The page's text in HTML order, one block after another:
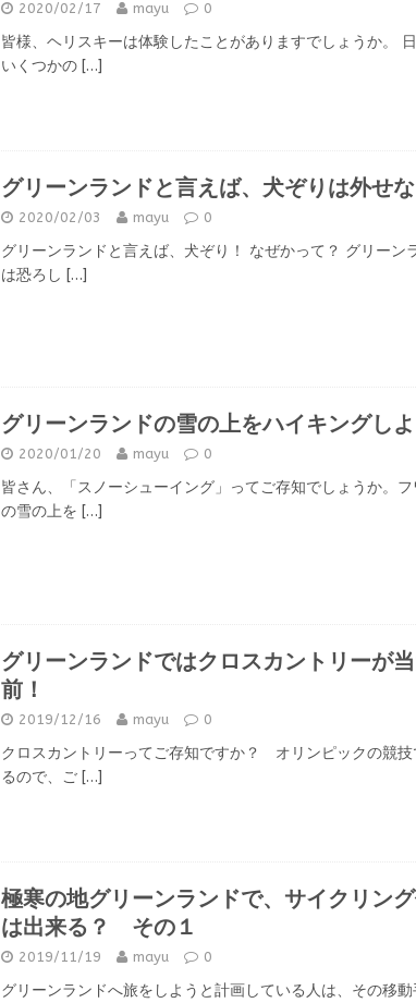
2020/02/17 mayu 0
皆様、ヘリスキーは体験したことがありますでしょうか。
いくつかの […]
グリーンランドと言えば、犬ぞりは外せな
2020/02/03 mayu 0
グリーンランドと言えば、犬ぞり！ なぜかって？ グリーン
は恐ろし […]
グリーンランドの雪の上をハイキングしよ
2020/01/20 mayu 0
皆さん、「スノーシューイング」ってご存知でしょうか。フ
の雪の上を […]
グリーンランドではクロスカントリーが
前！
2019/12/16 mayu 0
クロスカントリーってご存知ですか？ オリンピックの競技
るので、ご […]
極寒の地グリーンランドで、サイクリン
は出来る？ その１
2019/11/19 mayu 0
グリーンランドへ旅をしようと計画している人は、その移動